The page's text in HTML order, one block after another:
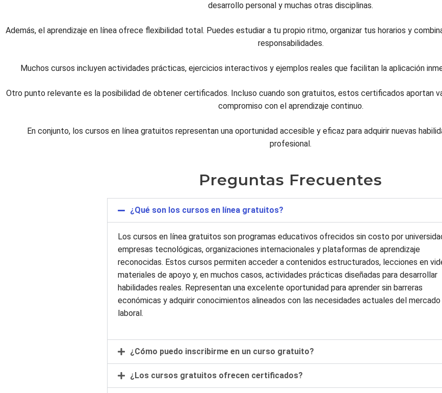
desarrollo personal y muchas otras disciplinas.
Además, el aprendizaje en línea ofrece flexibilidad total. Puedes estudiar a tu propio ritmo, organizar tus horarios y
responsabilidades.
Muchos cursos incluyen actividades prácticas, ejercicios interactivos y ejemplos reales que facilitan la aplicación
Otro punto relevante es la posibilidad de obtener certificados. Incluso cuando son gratuitos, estos certificados aportan
compromiso con el aprendizaje continuo.
En conjunto, los cursos en línea gratuitos representan una oportunidad accesible y eficaz para adquirir nuevas
profesional.
Preguntas Frecuentes
¿Qué son los cursos en línea gratuitos?
Los cursos en línea gratuitos son programas educativos ofrecidos sin costo por
empresas tecnológicas, organizaciones internacionales y plataformas de aprendizaje
reconocidas. Estos cursos permiten acceder a contenidos estructurados, lecciones en
materiales de apoyo y, en muchos casos, actividades prácticas diseñadas para desarrollar
habilidades reales. Representan una excelente oportunidad para aprender sin barreras
económicas y adquirir conocimientos alineados con las necesidades actuales del mercado
laboral.
¿Cómo puedo inscribirme en un curso gratuito?
¿Los cursos gratuitos ofrecen certificados?